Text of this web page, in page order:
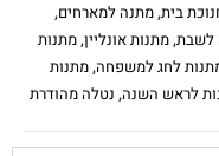
בית,מתנה למארחים,
לשבת,מתנות אונליין,מתנות
לחג למשפחה,מתנות
לראש השנה, נטלה מהודרת